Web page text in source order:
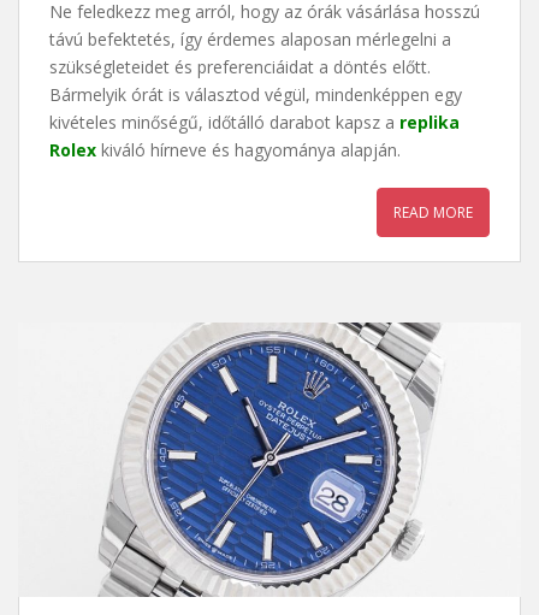
Ne feledkezz meg arról, hogy az órák vásárlása hosszú
távú befektetés, így érdemes alaposan mérlegelni a
szükségleteidet és preferenciáidat a döntés előtt.
Bármelyik órát is választod végül, mindenképpen egy
kivételes minőségű, időtálló darabot kapsz a replika
Rolex kiváló hírneve és hagyománya alapján.
READ MORE